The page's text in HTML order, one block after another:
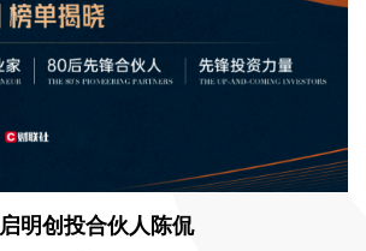
启明创投合伙人陈侃